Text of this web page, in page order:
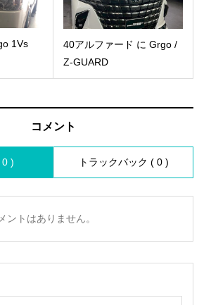
1Vs
40アルファード に Grgo /
Z-GUARD
コメント
0 ) トラックバック ( 0 )
ントはありません。